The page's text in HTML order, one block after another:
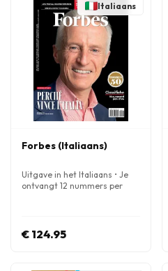
Italiaans
Forbes (Italiaans)
Uitgave in het Italiaans • Je
ontvangt 12 nummers per
€ 124.95